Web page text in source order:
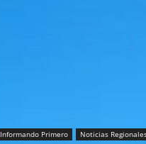
Informando Primero Noticias